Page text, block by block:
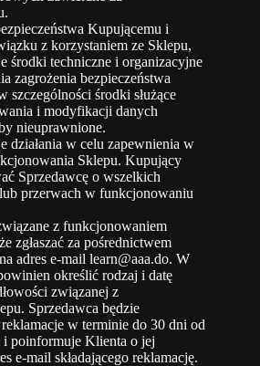
Kupującemu i
z korzystaniem ze Sklepu,
środki techniczne i organizacyjne
zagrożenia bezpieczeństwa
szczególności środki służące
i modyfikacji danych
nieuprawnione.
działania w celu zapewnienia w
Sklepu. Kupujący
Sprzedawcę o wszelkich
przerwach w funkcjonowaniu
z funkcjonowaniem
zgłaszać za pośrednictwem
adres e-mail learn@aaa.do. W
określić rodzaj i datę
związanej z
Sprzedawca będzie
w terminie do 30 dni od
i poinformuje Klienta o jej
e-mail składającego reklamację.